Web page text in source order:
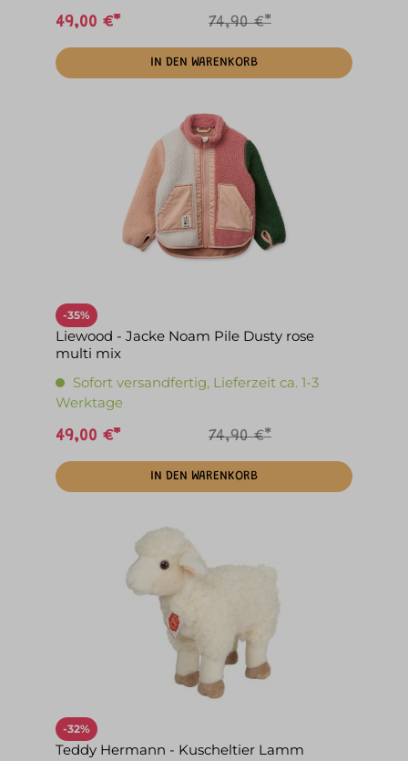
49,00 €* 74,90 €*
IN DEN WARENKORB
-35%
Liewood - Jacke Noam Pile Dusty rose
multi mix
Sofort versandfertig, Lieferzeit ca. 1-3
Werktage
49,00 €* 74,90 €*
IN DEN WARENKORB
-32%
Teddy Hermann - Kuscheltier Lamm